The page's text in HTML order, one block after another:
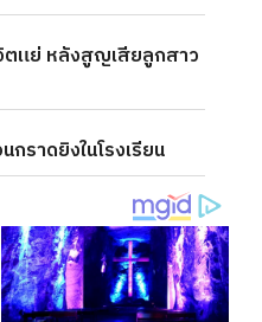
ตแย่ หลังสูญเสียลูกสาว
ราดยิงในโรงเรียน